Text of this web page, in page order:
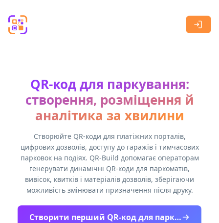
QR-код для паркування:
створення, розміщення й
аналітика за хвилини
Створюйте QR-коди для платіжних порталів,
цифрових дозволів, доступу до гаражів і тимчасових
парковок на подіях. QR-Build допомагає операторам
генерувати динамічні QR-коди для паркоматів,
вивісок, квитків і матеріалів дозволів, зберігаючи
можливість змінювати призначення після друку.
Створити перший QR-код для паркування безплатно